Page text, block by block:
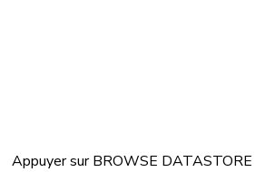
Appuyer sur BROWSE DATASTORE